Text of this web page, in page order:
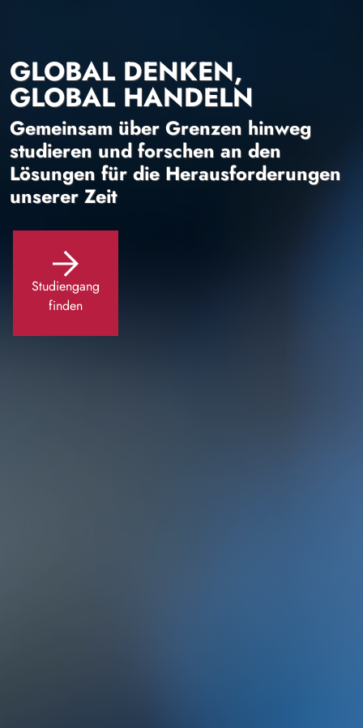
GLOBAL DENKEN,
GLOBAL HANDELN
Gemeinsam über Grenzen hinweg
studieren und forschen an den
Lösungen für die Herausforderungen
unserer Zeit
Studiengang
finden